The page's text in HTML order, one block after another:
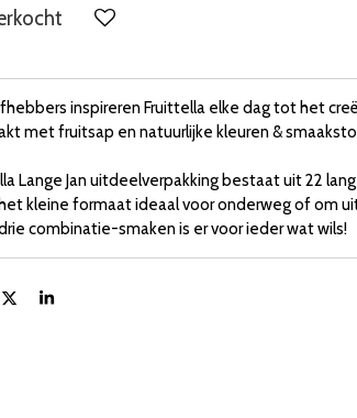
inspireren Fruittella elke dag tot het
met fruitsap en natuurlijke kleuren &
Lange Jan uitdeelverpakking bestaat uit 22
kleine formaat ideaal voor onderweg of om
combinatie-smaken is er voor ieder wat wils!
D
S